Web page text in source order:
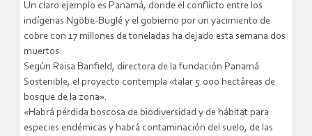
Un claro ejemplo es Panamá, donde el conflicto entre los
indígenas Ngöbe-Buglé y el gobierno por un yacimiento de
cobre con 17 millones de toneladas ha dejado esta semana dos
muertos.
Según Raisa Banfield, directora de la fundación Panamá
Sostenible, el proyecto contempla «talar 5.000 hectáreas de
bosque de la zona».
«Habrá pérdida boscosa de biodiversidad y de hábitat para
especies endémicas y habrá contaminación del suelo, de las